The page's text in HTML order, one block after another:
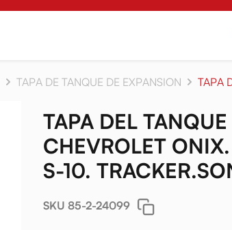
TAPA DE TANQUE DE EXPANSION TAPA
TAPA DEL
CHEVROLET
S-10.
SKU 85-2-24099